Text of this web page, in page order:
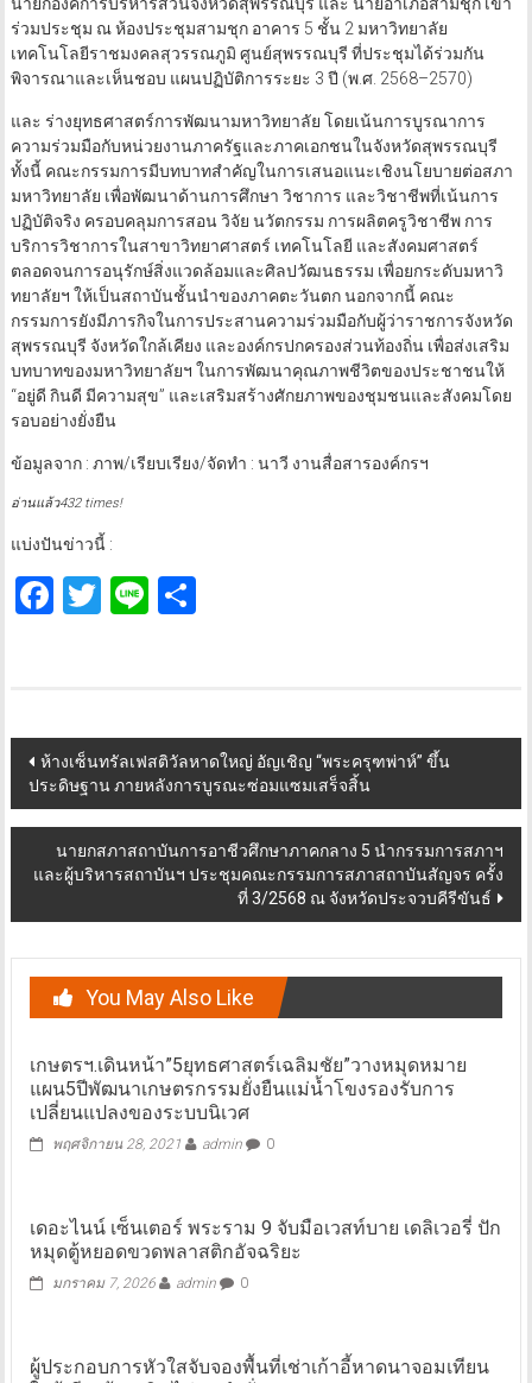
ร่วมประชุม ณ ห้องประชุมสามชุก อาคาร 5 ชั้น 2 มหาวิทยาลัย
เทคโนโลยีราชมงคลสุวรรณภูมิ ศูนย์สุพรรณบุรี ที่ประชุมได้ร่วมกัน
พิจารณาและเห็นชอบ แผนปฏิบัติการระยะ 3 ปี (พ.ศ. 2568–2570)
และ ร่างยุทธศาสตร์การพัฒนามหาวิทยาลัย โดยเน้นการบูรณาการ
ความร่วมมือกับหน่วยงานภาครัฐและภาคเอกชนในจังหวัดสุพรรณบุรี
ทั้งนี้ คณะกรรมการมีบทบาทสำคัญในการเสนอแนะเชิงนโยบายต่อสภา
มหาวิทยาลัย เพื่อพัฒนาด้านการศึกษา วิชาการ และวิชาชีพที่เน้นการ
ปฏิบัติจริง ครอบคลุมการสอน วิจัย นวัตกรรม การผลิตครูวิชาชีพ การ
บริการวิชาการในสาขาวิทยาศาสตร์ เทคโนโลยี และสังคมศาสตร์
ตลอดจนการอนุรักษ์สิ่งแวดล้อมและศิลปวัฒนธรรม เพื่อยกระดับมหาวิ
ทยาลัยฯ ให้เป็นสถาบันชั้นนำของภาคตะวันตก นอกจากนี้ คณะ
กรรมการยังมีภารกิจในการประสานความร่วมมือกับผู้ว่าราชการจังหวัด
สุพรรณบุรี จังหวัดใกล้เคียง และองค์กรปกครองส่วนท้องถิ่น เพื่อส่งเสริม
บทบาทของมหาวิทยาลัยฯ ในการพัฒนาคุณภาพชีวิตของประชาชนให้
“อยู่ดี กินดี มีความสุข” และเสริมสร้างศักยภาพของชุมชนและสังคมโดย
รอบอย่างยั่งยืน
ข้อมูลจาก : ภาพ/เรียบเรียง/จัดทำ : นาวี งานสื่อสารองค์กรฯ
อ่านแล้ว432 times!
แบ่งปันข่าวนี้ :
Facebook
Twitter
LineShare
Post
navigation
ห้างเซ็นทรัลเฟสติวัลหาดใหญ่ อัญเชิญ “พระครุฑพ่าห์” ขึ้น
ประดิษฐาน ภายหลังการบูรณะซ่อมแซมเสร็จสิ้น
นายกสภาสถาบันการอาชีวศึกษาภาคกลาง 5 นำกรรมการสภาฯ
และผู้บริหารสถาบันฯ ประชุมคณะกรรมการสภาสถาบันสัญจร ครั้ง
ที่ 3/2568 ณ จังหวัดประจวบคีรีขันธ์
You May Also Like
เกษตรฯ.เดินหน้า”5ยุทธศาสตร์เฉลิมชัย”วางหมุดหมาย
แผน5ปีพัฒนาเกษตรกรรมยั่งยืนแม่น้ำโขงรองรับการ
เปลี่ยนแปลงของระบบนิเวศ
พฤศจิกายน 28, 2021 admin 0
เดอะไนน์ เซ็นเตอร์ พระราม 9 จับมือเวสท์บาย เดลิเวอรี่ ปัก
หมุดตู้หยอดขวดพลาสติกอัจฉริยะ
มกราคม 7, 2026 admin 0
ผู้ประกอบการหัวใสจับจองพื้นที่เช่าเก้าอี้หาดนาจอมเทียน